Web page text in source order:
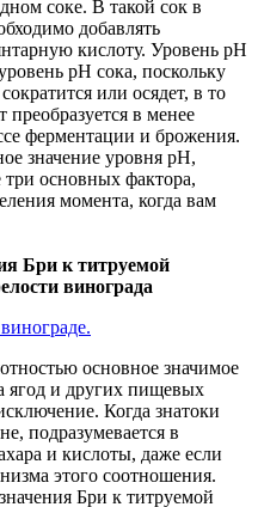
соке. В такой сок в
добавлять
кислоту. Уровень рН
рН сока, поскольку
или осядет, в то
преобразуется в менее
ферментации и брожения.
значение уровня рН,
три основных фактора,
момента, когда вам
Бри к титруемой
винограда
основное значимое
ягод и других пищевых
Когда знатоки
подразумевается в
и кислоты, даже если
этого соотношения.
Бри к титруемой